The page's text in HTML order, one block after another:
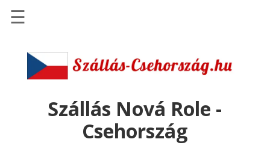
Szállások
Szállásinfo.eu
pénzvisszatérítéssel
☰
Szállás Nová Role -
Csehország